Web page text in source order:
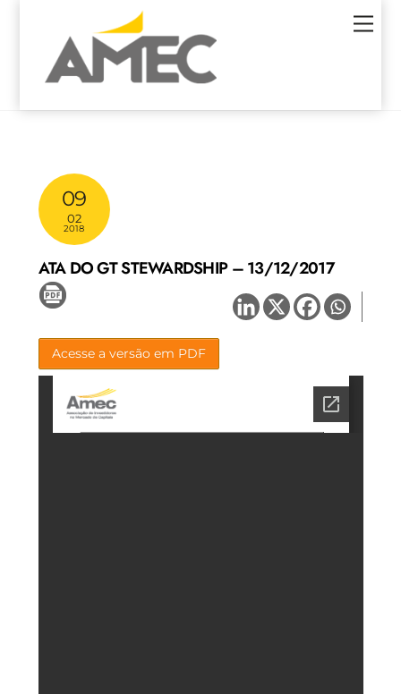
09
02
2018
ATA DO GT STEWARDSHIP – 13/12/2017
Acesse a versão em PDF